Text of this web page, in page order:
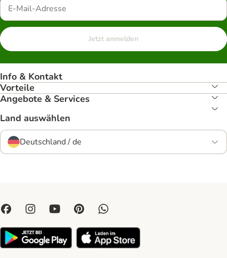
Jetzt anmelden
Info & Kontakt
Vorteile
Angebote & Services
Land auswählen
Deutschland / de